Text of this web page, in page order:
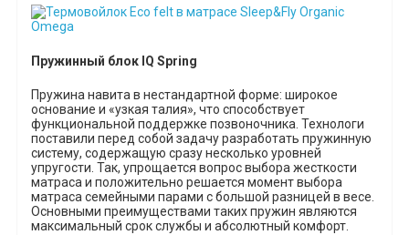
Пружинный блок IQ Spring
Пружина навита в нестандартной форме: широкое
основание и «узкая талия», что способствует
функциональной поддержке позвоночника. Технологи
поставили перед собой задачу разработать пружинную
систему, содержащую сразу несколько уровней
упругости. Так, упрощается вопрос выбора жесткости
матраса и положительно решается момент выбора
матраса семейными парами с большой разницей в весе.
Основными преимуществами таких пружин являются
максимальный срок службы и абсолютный комфорт.